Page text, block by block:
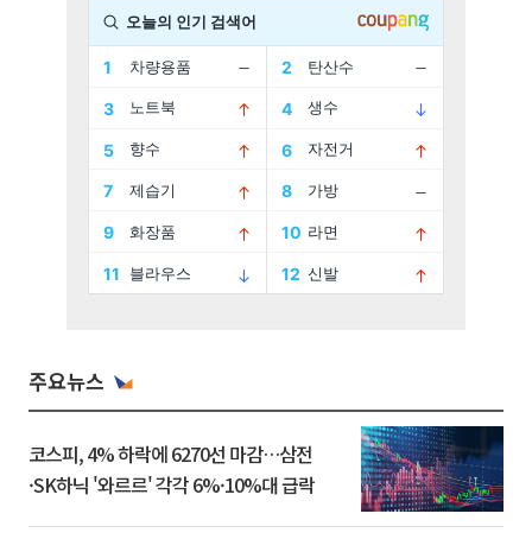
주요뉴스
코스피, 4% 하락에 6270선 마감…삼전
·SK하닉 '와르르' 각각 6%·10%대 급락